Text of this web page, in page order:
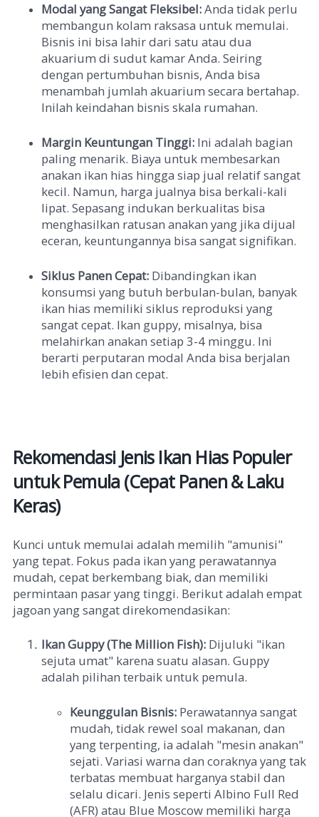
Modal yang Sangat Fleksibel:Anda tidak perlu
membangun kolam raksasa untuk memulai.
Bisnis ini bisa lahir dari satu atau dua
akuarium di sudut kamar Anda. Seiring
dengan pertumbuhan bisnis, Anda bisa
menambah jumlah akuarium secara bertahap.
Inilah keindahan bisnis skala rumahan.
Margin Keuntungan Tinggi: Ini adalah bagian
paling menarik. Biaya untuk membesarkan
anakan ikan hias hingga siap jual relatif sangat
kecil. Namun, harga jualnya bisa berkali-kali
lipat. Sepasang indukan berkualitas bisa
menghasilkan ratusan anakan yang jika dijual
eceran, keuntungannya bisa sangat signifikan.
Siklus Panen Cepat: Dibandingkan ikan
konsumsi yang butuh berbulan-bulan, banyak
ikan hias memiliki siklus reproduksi yang
sangat cepat. Ikan guppy, misalnya, bisa
melahirkan anakan setiap 3-4 minggu. Ini
berarti perputaran modal Anda bisa berjalan
lebih efisien dan cepat.
Rekomendasi Jenis Ikan Hias Populer
untuk Pemula (Cepat Panen & Laku
Keras)
Kunci untuk memulai adalah memilih "amunisi"
yang tepat. Fokus pada ikan yang perawatannya
mudah, cepat berkembang biak, dan memiliki
permintaan pasar yang tinggi. Berikut adalah empat
jagoan yang sangat direkomendasikan:
Ikan Guppy (The Million Fish): Dijuluki "ikan
sejuta umat" karena suatu alasan. Guppy
adalah pilihan terbaik untuk pemula.
Keunggulan Bisnis: Perawatannya sangat
mudah, tidak rewel soal makanan, dan
yang terpenting, ia adalah "mesin anakan"
sejati. Variasi warna dan coraknya yang tak
terbatas membuat harganya stabil dan
selalu dicari. Jenis seperti Albino Full Red
(AFR) atau Blue Moscow memiliki harga